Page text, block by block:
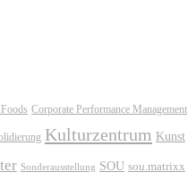
Corporate Performance Management
Kulturzentrum Kunst
Sonderausstellung SOU sou.matrixx